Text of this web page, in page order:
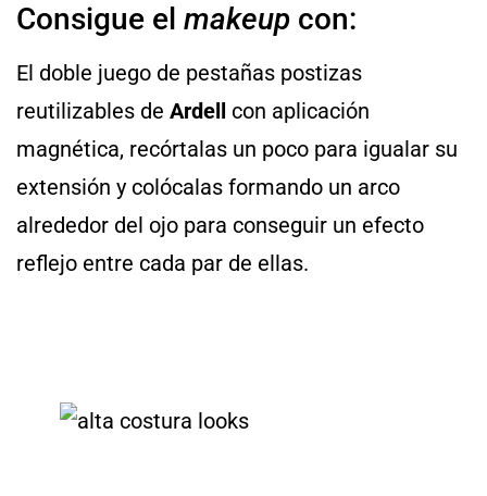
Consigue el makeup con:
El doble juego de pestañas postizas
reutilizables de Ardell con aplicación
magnética, recórtalas un poco para igualar su
extensión y colócalas formando un arco
alrededor del ojo para conseguir un efecto
reflejo entre cada par de ellas.